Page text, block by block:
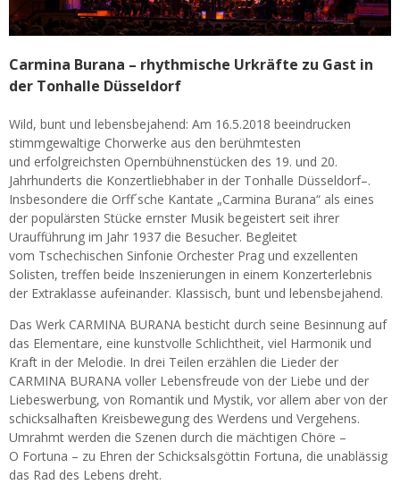
Carmina Burana – rhythmische Urkräfte zu Gast in
der Tonhalle Düsseldorf
Wild, bunt und lebensbejahend: Am 16.5.2018 beeindrucken
stimmgewaltige Chorwerke aus den berühmtesten
und erfolgreichsten Opernbühnenstücken des 19. und 20.
Jahrhunderts die Konzertliebhaber in der Tonhalle Düsseldorf–.
Insbesondere die Orff´sche Kantate „Carmina Burana“ als eines
der populärsten Stücke ernster Musik begeistert seit ihrer
Uraufführung im Jahr 1937 die Besucher. Begleitet
vom Tschechischen Sinfonie Orchester Prag und exzellenten
Solisten, treffen beide Inszenierungen in einem Konzerterlebnis
der Extraklasse aufeinander. Klassisch, bunt und lebensbejahend.
Das Werk CARMINA BURANA besticht durch seine Besinnung auf
das Elementare, eine kunstvolle Schlichtheit, viel Harmonik und
Kraft in der Melodie. In drei Teilen erzählen die Lieder der
CARMINA BURANA voller Lebensfreude von der Liebe und der
Liebeswerbung, von Romantik und Mystik, vor allem aber von der
schicksalhaften Kreisbewegung des Werdens und Vergehens.
Umrahmt werden die Szenen durch die mächtigen Chöre –
O Fortuna – zu Ehren der Schicksalsgöttin Fortuna, die unablässig
das Rad des Lebens dreht.